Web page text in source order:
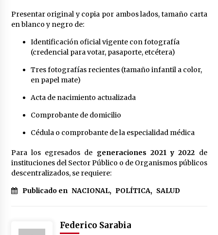
Presentar original y copia por ambos lados, tamaño carta
en blanco y negro de:
Identificación oficial vigente con fotografía
(credencial para votar, pasaporte, etcétera)
Tres fotografías recientes (tamaño infantil a color,
en papel mate)
Acta de nacimiento actualizada
Comprobante de domicilio
Cédula o comprobante de la especialidad médica
Para los egresados de generaciones 2021 y 2022 de
instituciones del Sector Público o de Organismos públicos
descentralizados, se requiere:
Publicado en NACIONAL, POLÍTICA, SALUD
Federico Sarabia